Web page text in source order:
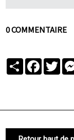
0 COMMENTAIRE
Partager